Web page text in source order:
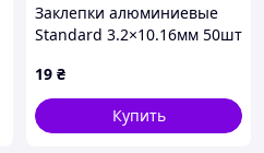
Заклепки алюминиевые
Standard 3.2×10.16мм 50шт
19 ₴
Купить